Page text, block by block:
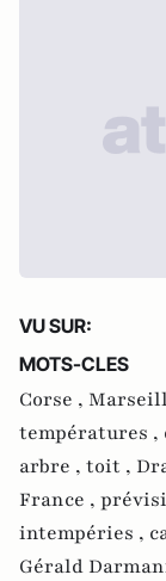
VU SUR:
MOTS-CLES
Corse ,
températures ,
arbre , toit ,
France ,
intempéries ,
Gérald